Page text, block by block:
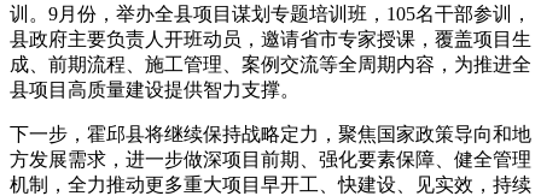
训。9月份，举办全县项目谋划专题培训班，105名干部参训，
县政府主要负责人开班动员，邀请省市专家授课，覆盖项目生
成、前期流程、施工管理、案例交流等全周期内容，为推进全
县项目高质量建设提供智力支撑。
下一步，霍邱县将继续保持战略定力，聚焦国家政策导向和地
方发展需求，进一步做深项目前期、强化要素保障、健全管理
机制，全力推动更多重大项目早开工、快建设、见实效，持续